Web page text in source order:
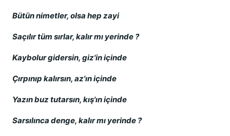
Bütün nimetler, olsa hep zayi
Saçılır tüm sırlar, kalır mı yerinde ?
Kaybolur gidersin, giz'in içinde
Çırpınıp kalırsın, az'ın içinde
Yazın buz tutarsın, kış'ın içinde
Sarsılınca denge, kalır mı yerinde ?